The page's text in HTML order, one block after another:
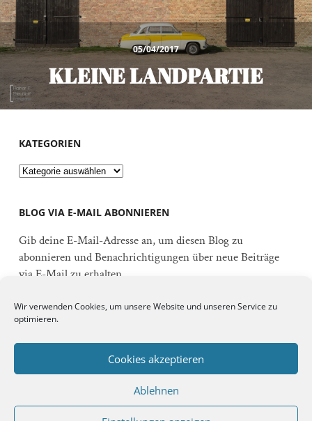
Wir verwenden Cookies, um unsere Website und unseren Service zu
optimieren.
Cookies akzeptieren
Ablehnen
05/04/2017
KLEINE LANDPARTIE
KATEGORIEN
Kategorien
BLOG VIA E-MAIL ABONNIEREN
Gib deine E-Mail-Adresse an, um diesen Blog zu
abonnieren und Benachrichtigungen über neue Beiträge
via E-Mail zu erhalten.
Mail-
Adresse
Schließe dich 92 anderen Abonnenten an